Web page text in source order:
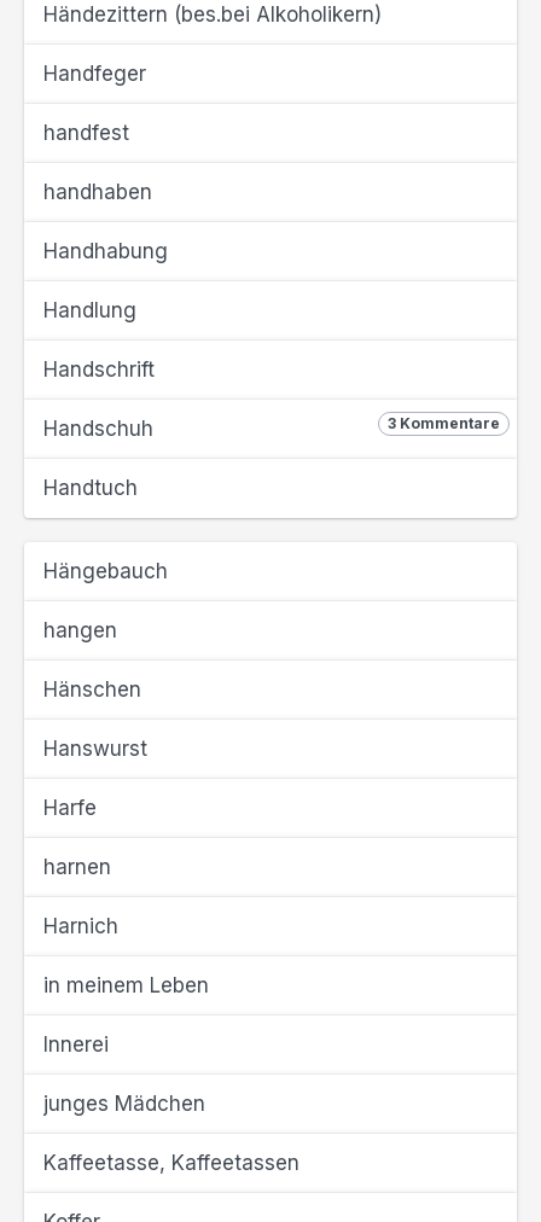
Händezittern (bes.bei Alkoholikern)
Handfeger
handfest
handhaben
Handhabung
Handlung
Handschrift
3 Kommentare
Handschuh
Handtuch
Hängebauch
hangen
Hänschen
Hanswurst
Harfe
harnen
Harnich
in meinem Leben
Innerei
junges Mädchen
Kaffeetasse, Kaffeetassen